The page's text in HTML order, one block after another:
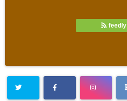
feedly